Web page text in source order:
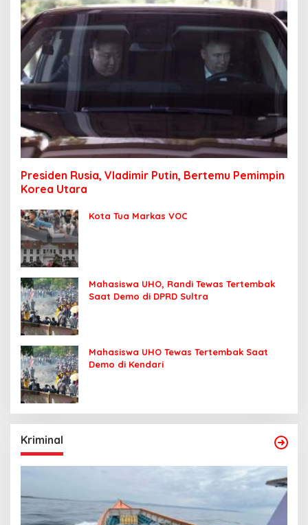
Presiden Rusia, Vladimir Putin, Bertemu Pemimpin
Korea Utara
Kota Tua Markas VOC
Mahasiswa UHO, Randi Tewas Tertembak
Saat Demo di DPRD Sultra
Mahasiswa UHO Tewas Tertembak Saat
Demo di Kendari
Kriminal